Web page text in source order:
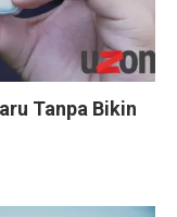
Tanpa Bikin